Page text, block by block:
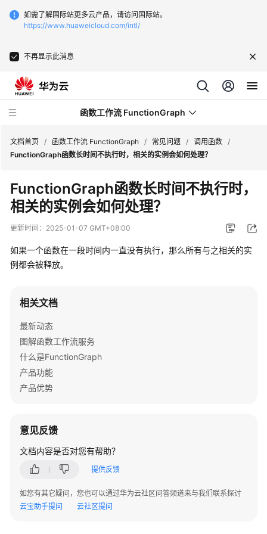
如需了解国际站更多云产品，请访问国际站。
https://www.huaweicloud.com/intl/
不再显示此消息
函数工作流 FunctionGraph
新
动
产
品
介
费
说
明
快
速
用
最
文档首页 / 函数工作流 FunctionGraph / 常见问题 / 调用函数 /
FunctionGraph函数长时间不执行时，相关的实例会如何处理？
FunctionGraph函数长时间不执行时，
相关的实例会如何处理？
更新时间： 2025-01-07 GMT+08:00
如果一个函数在一段时间内一直没有执行，那么所有与之相关的实
例都会被释放。
相关文档
最新动态
图解函数工作流服务
什么是FunctionGraph
产品功能
产品优势
意见反馈
文档内容是否对您有帮助？
提供反馈
如您有其它疑问，您也可以通过华为云社区问答频道来与我们联系探讨
云宝助手提问
云社区提问